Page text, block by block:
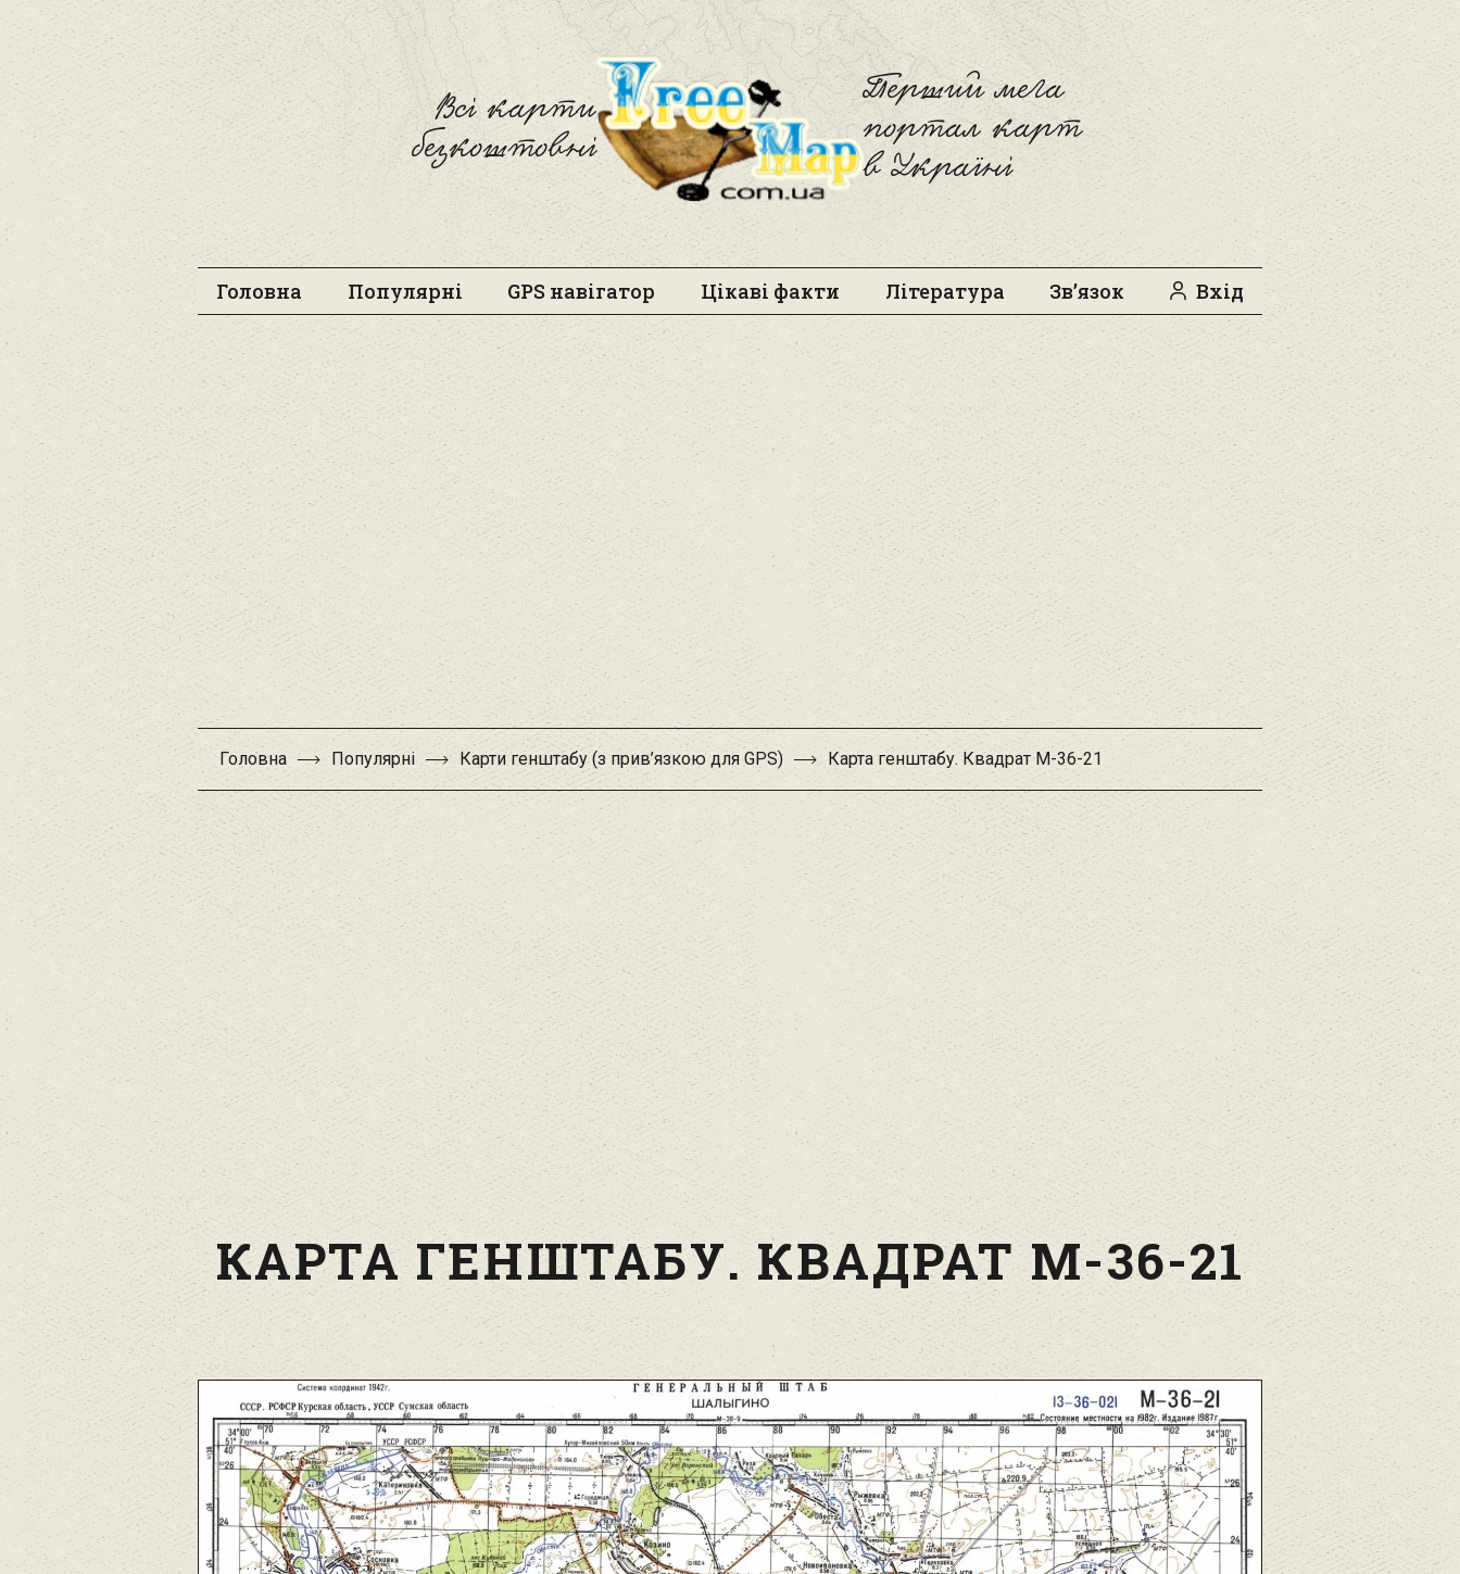
Всі карти
безкоштовні
Freemap
Перший мега
портал карт
в Україні
Головна Популярні GPS навігатор Цікаві факти Література Зв’язок Вхід
Головна Популярні Карти генштабу (з прив’язкою для GPS) Карта генштабу. Квадрат М-36-21
КАРТА ГЕНШТАБУ. КВАДРАТ М-36-21